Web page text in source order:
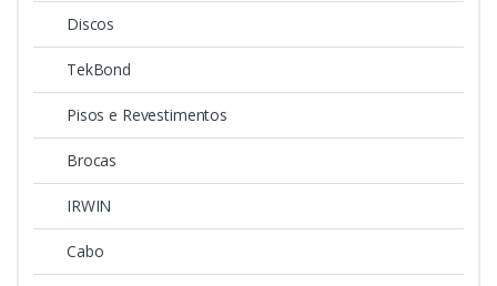
Discos
TekBond
Pisos e Revestimentos
Brocas
IRWIN
Cabo